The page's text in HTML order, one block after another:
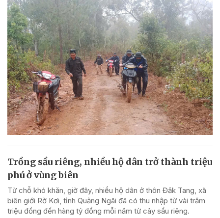
Trồng sầu riêng, nhiều hộ dân trở thành triệu
phú ở vùng biên
Từ chỗ khó khăn, giờ đây, nhiều hộ dân ở thôn Đăk Tang, xã
biên giới Rờ Kơi, tỉnh Quảng Ngãi đã có thu nhập từ vài trăm
triệu đồng đến hàng tỷ đồng mỗi năm từ cây sầu riêng.